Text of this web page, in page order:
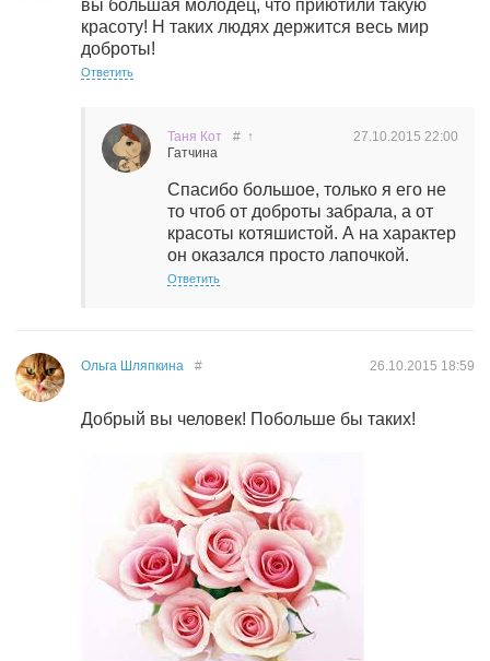
вы большая молодец, что приютили такую
красоту! Н таких людях держится весь мир
доброты!
Ответить
Таня Кот
Гатчина
27.10.2015 22:00
# ↑
Спасибо большое, только я его не
то чтоб от доброты забрала, а от
красоты котяшистой. А на характер
он оказался просто лапочкой.
Ответить
Ольга Шляпкина 26.10.2015 18:59
#
Добрый вы человек! Побольше бы таких!